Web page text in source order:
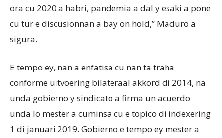
ora cu 2020 a habri, pandemia a dal y esaki a pone
cu tur e discusionnan a bay on hold,” Maduro a
sigura.
E tempo ey, nan a enfatisa cu nan ta traha
conforme uitvoering bilateraal akkord di 2014, na
unda gobierno y sindicato a firma un acuerdo
unda lo mester a cuminsa cu e topico di indexering
1 di januari 2019. Gobierno e tempo ey mester a